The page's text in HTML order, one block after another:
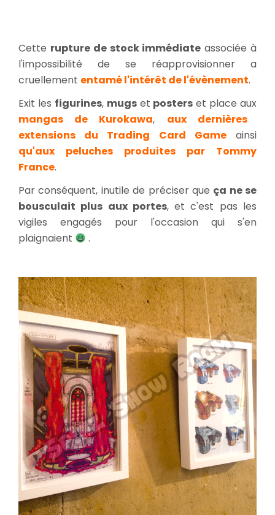
Cette rupture de stock immédiate associée à
l'impossibilité de se réapprovisionner a
cruellement entamé l'intérêt de l'évènement.
Exit les figurines, mugs et posters et place aux
mangas de Kurokawa, aux dernières
extensions du Trading Card Gameainsi
qu'aux peluches produites par Tommy
France.
Par conséquent, inutile de préciser que ça ne se
bousculait plus aux portes, et c'est pas les
vigiles engagés pour l'occasion qui s'en
plaignaient
.